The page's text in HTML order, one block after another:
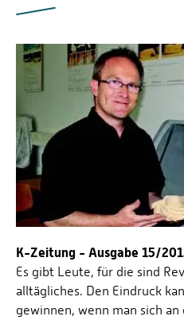
K-Zeitung - Ausgabe 15/
Es gibt Leute, für die sind
alltägliches. Den Eindruck
gewinnen, wenn man sich